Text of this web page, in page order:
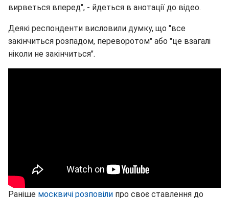
вирветься вперед", - йдеться в анотації до відео.
Деякі респонденти висловили думку, що "все
закінчиться розпадом, переворотом" або "це взагалі
ніколи не закінчиться".
Раніше москвичі розповіли про своє ставлення до